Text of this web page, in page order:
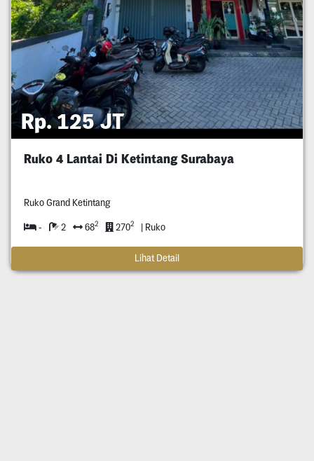
Rp. 125 JT
Ruko 4 Lantai Di Ketintang Surabaya
Ruko Grand Ketintang
- 2 682 2702 | Ruko
Lihat Detail